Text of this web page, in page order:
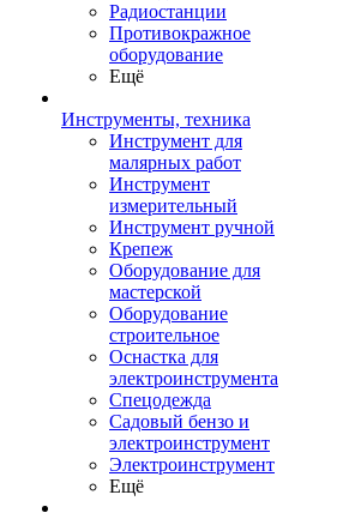
Радиостанции
Противокражное
оборудование
Ещё
Инструменты, техника
Инструмент для
малярных работ
Инструмент
измерительный
Инструмент ручной
Крепеж
Оборудование для
мастерской
Оборудование
строительное
Оснастка для
электроинструмента
Спецодежда
Садовый бензо и
электроинструмент
Электроинструмент
Ещё